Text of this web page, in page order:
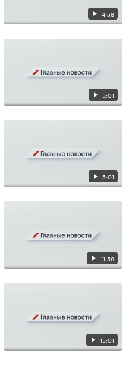
4:58
5:01
5:01
11:58
15:01